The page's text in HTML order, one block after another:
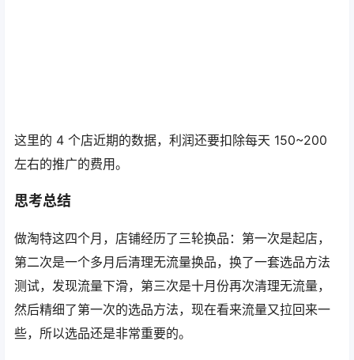
这里的 4 个店近期的数据，利润还要扣除每天 150~200
左右的推广的费用。
思考总结
做淘特这四个月，店铺经历了三轮换品：第一次是起店，
第二次是一个多月后清理无流量换品，换了一套选品方法
测试，发现流量下滑，第三次是十月份再次清理无流量，
然后精细了第一次的选品方法，现在看来流量又拉回来一
些，所以选品还是非常重要的。